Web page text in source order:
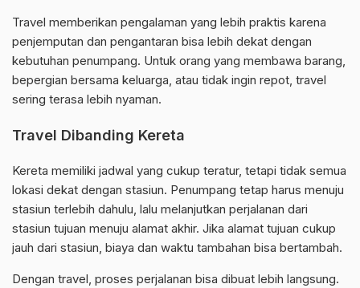
Travel memberikan pengalaman yang lebih praktis karena
penjemputan dan pengantaran bisa lebih dekat dengan
kebutuhan penumpang. Untuk orang yang membawa barang,
bepergian bersama keluarga, atau tidak ingin repot, travel
sering terasa lebih nyaman.
Travel Dibanding Kereta
Kereta memiliki jadwal yang cukup teratur, tetapi tidak semua
lokasi dekat dengan stasiun. Penumpang tetap harus menuju
stasiun terlebih dahulu, lalu melanjutkan perjalanan dari
stasiun tujuan menuju alamat akhir. Jika alamat tujuan cukup
jauh dari stasiun, biaya dan waktu tambahan bisa bertambah.
Dengan travel, proses perjalanan bisa dibuat lebih langsung.